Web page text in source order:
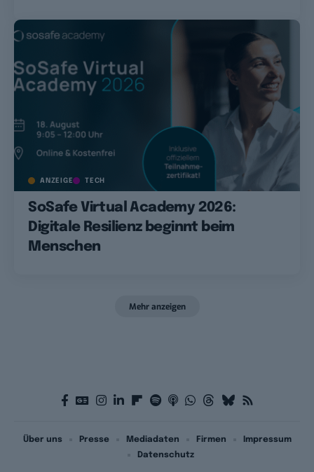
ANZEIGE TECH
SoSafe Virtual Academy 2026:
Digitale Resilienz beginnt beim
Menschen
Mehr anzeigen
Über uns Presse Mediadaten Firmen
Impressum
Datenschutz